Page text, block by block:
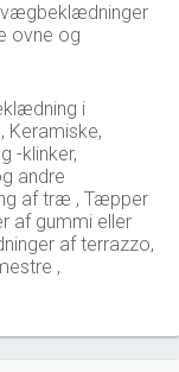
ovne og
i
Keramiske,
-klinker,
andre
af træ , Tæpper
af gummi eller
af terrazzo,
,